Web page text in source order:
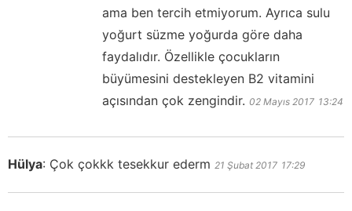
ama ben tercih etmiyorum. Ayrıca sulu
yoğurt süzme yoğurda göre daha
faydalıdır. Özellikle çocukların
büyümesini destekleyen B2 vitamini
açısından çok zengindir. 02 Mayıs 2017 13:24
Hülya: Çok çokkk tesekkur ederm 21 Şubat 2017 17:29